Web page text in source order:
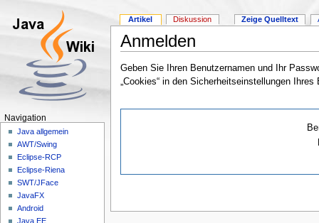
Anmelden
Geben Sie Ihren Benutzernamen und Ihr
„Cookies“ in den Sicherheitseinstellungen
Artikel Diskussion Zeige Quelltext
Navigation
Java allgemein
AWT/Swing
Eclipse-RCP
Eclipse-Riena
SWT/JFace
JavaFX
Android
Java EE